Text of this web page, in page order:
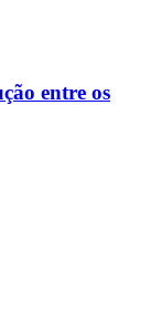
entre os